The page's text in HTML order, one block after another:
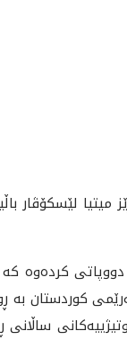
له‌ به‌ڕێز ميتيا
دووپاتى كرده‌وه‌
كوردستان به‌
ساڵانى